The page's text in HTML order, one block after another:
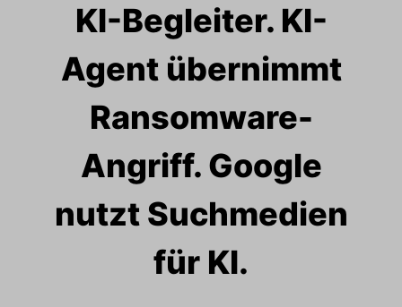
KI-Begleiter. KI-
Agent übernimmt
Ransomware-
Angriff. Google
nutzt Suchmedien
für KI.